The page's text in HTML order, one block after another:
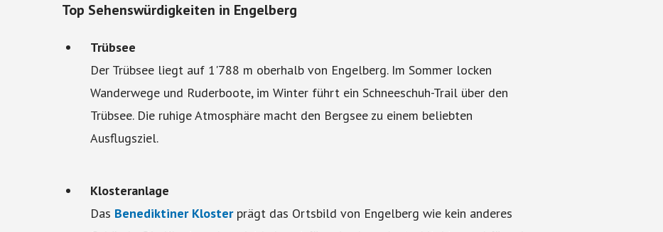
Top Sehenswürdigkeiten in Engelberg
Trübsee
Der Trübsee liegt auf 1'788 m oberhalb von Engelberg. Im Sommer locken
Wanderwege und Ruderboote, im Winter führt ein Schneeschuh-Trail über den
Trübsee. Die ruhige Atmosphäre macht den Bergsee zu einem beliebten
Ausflugsziel.
Klosteranlage
Das Benediktiner Klosterprägt das Ortsbild von Engelberg wie kein anderes